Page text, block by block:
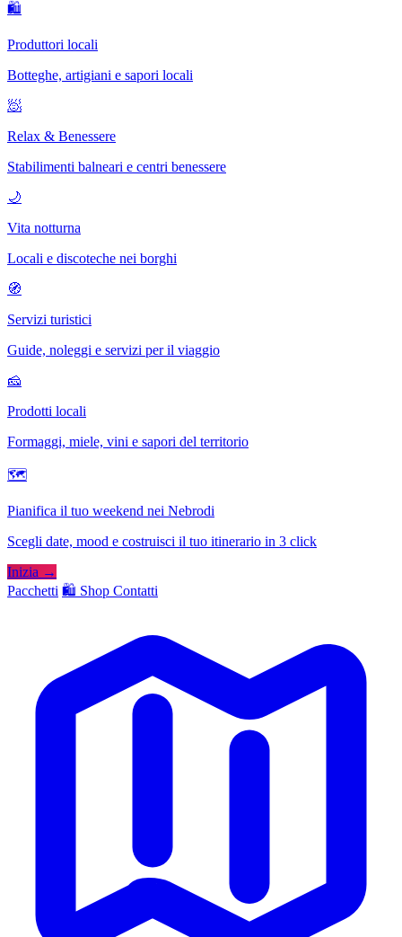
🛍
Produttori locali
Botteghe, artigiani e sapori locali
🧖
Relax & Benessere
Stabilimenti balneari e centri benessere
🌙
Vita notturna
Locali e discoteche nei borghi
🧭
Servizi turistici
Guide, noleggi e servizi per il viaggio
🧀
Prodotti locali
Formaggi, miele, vini e sapori del territorio
🗺
Pianifica il tuo weekend nei Nebrodi
Scegli date, mood e costruisci il tuo itinerario in 3 click
Inizia →
Pacchetti 🛍️ Shop Contatti